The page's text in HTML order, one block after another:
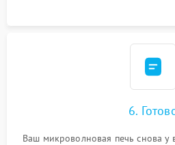
6.
Ваш микроволновая печь снова у